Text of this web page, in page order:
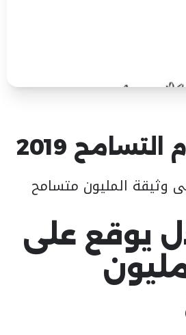
2019
وثيقة المليون متسامح
يوقع على